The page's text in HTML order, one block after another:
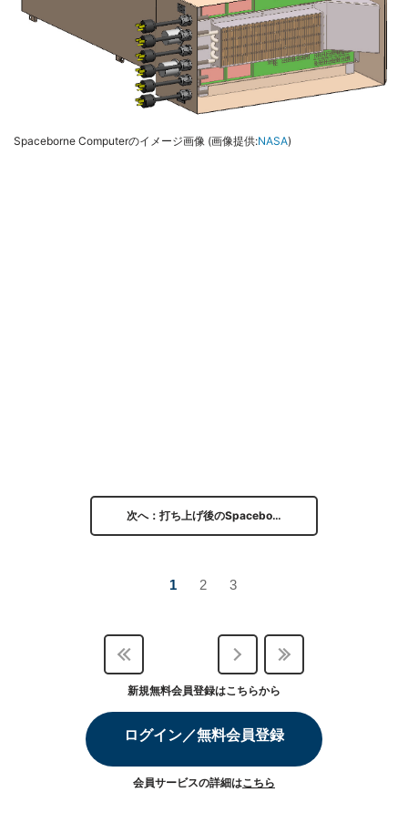
Spaceborne Computerのイメージ画像 (画像提供:NASA)
次へ：打ち上げ後のSpacebo…
1 2 3
新規無料会員登録はこちらから
ログイン／無料会員登録
会員サービスの詳細はこちら